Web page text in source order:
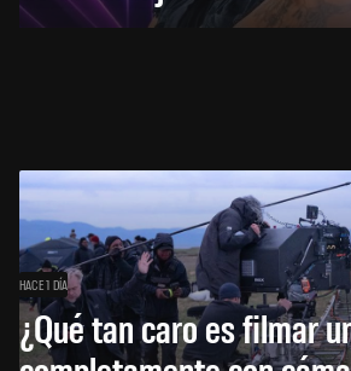
HACE 1 DÍA
¿Qué tan caro es filmar